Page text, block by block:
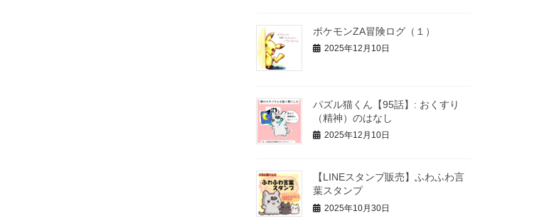
ポケモンZA冒険ログ（１）
2025年12月10日
パズル猫くん【95話】: おくすり
（精神）のはなし
2025年12月10日
【LINEスタンプ販売】ふわふわ言
葉スタンプ
2025年10月30日